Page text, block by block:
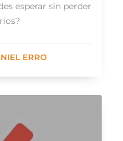
esperar sin perder
ERRO